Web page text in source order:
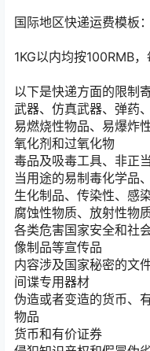
国际地区快递运费模板：
1KG以内均按100RMB，
以下是快递方面的限制
武器、仿真武器、弹药
易燃烧性物品、易爆炸
氧化剂和过氧化物
毒品及吸毒工具、非正
当用途的易制毒化学品
生化制品、传染性、感
腐蚀性物质、放射性物
各类危害国家安全和社
像制品等宣传品
内容涉及国家秘密的文
间谍专用器材
伪造或者变造的货币、
物品
货币和有价证券